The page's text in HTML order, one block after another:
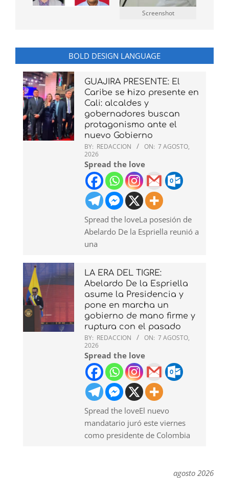
Screenshot
BOLD DESIGN LANGUAGE
GUAJIRA PRESENTE: El
Caribe se hizo presente en
Cali: alcaldes y
gobernadores buscan
protagonismo ante el
nuevo Gobierno
BY: REDACCION ON: 7 AGOSTO,
2026
Spread the love
Spread the loveLa posesión de
Abelardo De la Espriella reunió a
una
LA ERA DEL TIGRE:
Abelardo De la Espriella
asume la Presidencia y
pone en marcha un
gobierno de mano firme y
ruptura con el pasado
BY: REDACCION ON: 7 AGOSTO,
2026
Spread the love
Spread the loveEl nuevo
mandatario juró este viernes
como presidente de Colombia
agosto 2026